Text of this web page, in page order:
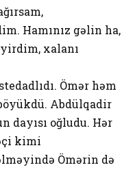
Hamınız gəlin ha,
xalanı
Ömər həm
Abdülqadir
dayısı oğludu. Hər
kimi
Ömərin də